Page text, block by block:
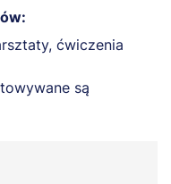
ćwiczenia
są